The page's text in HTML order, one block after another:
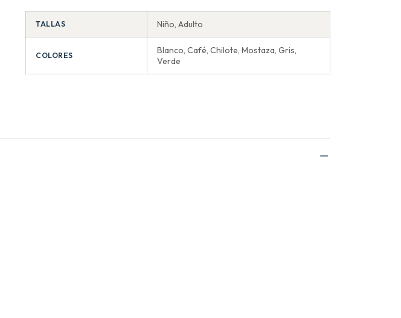
TALLAS Niño, Adulto
COLORES
Blanco, Café, Chilote, Mostaza, Gris,
Verde